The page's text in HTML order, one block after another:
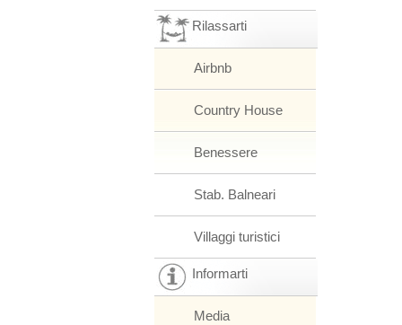
Rilassarti
Airbnb
Country House
Benessere
Stab. Balneari
Villaggi turistici
Informarti
Media